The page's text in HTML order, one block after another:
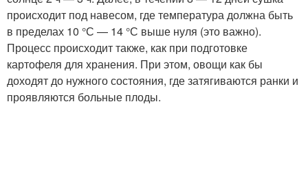
происходит под навесом, где температура должна быть
в пределах 10 °С — 14 °С выше нуля (это важно).
Процесс происходит также, как при подготовке
картофеля для хранения. При этом, овощи как бы
доходят до нужного состояния, где затягиваются ранки и
проявляются больные плоды.